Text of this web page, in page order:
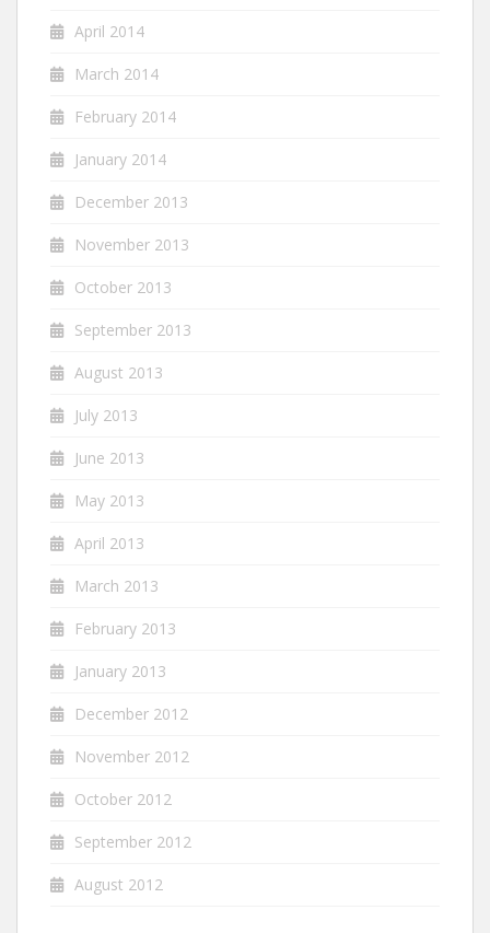
April 2014
March 2014
February 2014
January 2014
December 2013
November 2013
October 2013
September 2013
August 2013
July 2013
June 2013
May 2013
April 2013
March 2013
February 2013
January 2013
December 2012
November 2012
October 2012
September 2012
August 2012